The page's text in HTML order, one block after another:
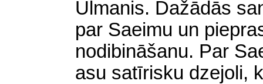
Ulmanis. Dažādās
par Saeimu un
nodibināšanu. Par
asu satīrisku dzejoli,